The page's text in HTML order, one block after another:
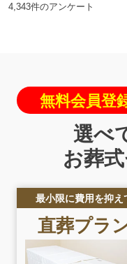
4,343件のアンケート
無料会員登
選べ
お葬
最小限に費用を抑え
直葬プラ